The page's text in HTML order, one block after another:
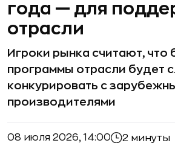
года — для
отрасли
Игроки рынка считают, что
программы отрасли будет
конкурировать с
производителями
08 июля 2026, 14:00 2 минуты